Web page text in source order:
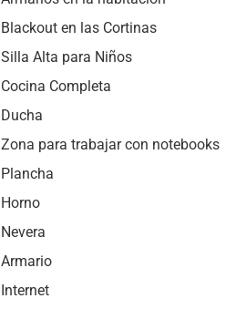
Blackout en las Cortinas
Silla Alta para Niños
Cocina Completa
Ducha
Zona para trabajar con notebooks
Plancha
Horno
Nevera
Armario
Internet